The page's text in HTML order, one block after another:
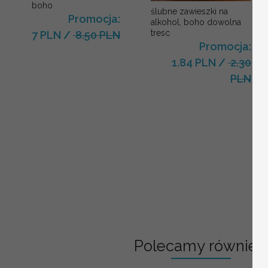
boho
Promocja:
7 PLN / 8.50 PLN
ślubne zawieszki na
alkohol, boho dowolna
tresc
Promocja:
1.84 PLN /2.30
PLN
Polecamy również: